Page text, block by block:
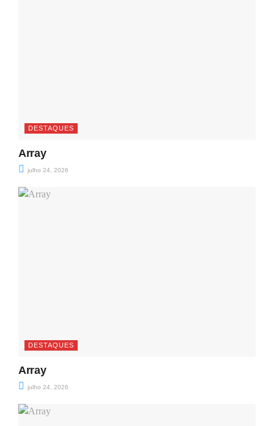
DESTAQUES
Array
julho 24, 2026
DESTAQUES
Array
julho 24, 2026